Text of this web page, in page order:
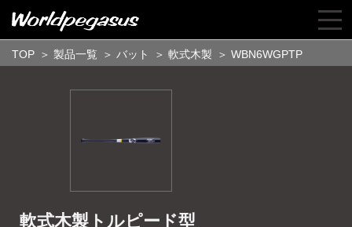
TOP ＞ 製品一覧 ＞ バット ＞ 軟式木製 ＞ WBN6WGPTP
軟式木製トルピード型